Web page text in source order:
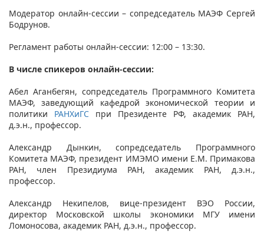
Модератор онлайн-сессии – сопредседатель МАЭФ Сергей
Бодрунов.
Регламент работы онлайн-сессии: 12:00 – 13:30.
В числе спикеров онлайн-сессии:
Абел Аганбегян, сопредседатель Программного Комитета
МАЭФ, заведующий кафедрой экономической теории и
политики РАНХиГС при Президенте РФ, академик РАН,
д.э.н., профессор.
Александр Дынкин, сопредседатель Программного
Комитета МАЭФ, президент ИМЭМО имени Е.М. Примакова
РАН, член Президиума РАН, академик РАН, д.э.н.,
профессор.
Александр Некипелов, вице-президент ВЭО России,
директор Московской школы экономики МГУ имени
Ломоносова, академик РАН, д.э.н., профессор.